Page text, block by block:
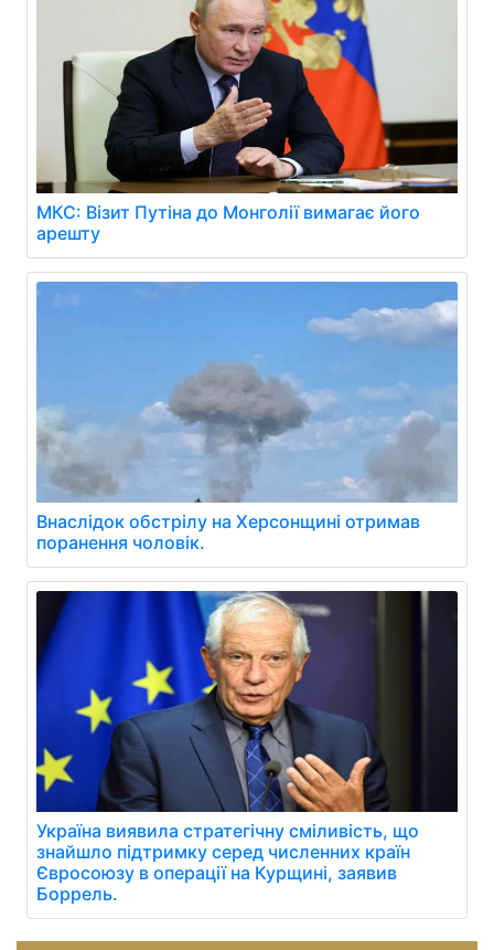
МКС: Візит Путіна до Монголії вимагає його
арешту
Внаслідок обстрілу на Херсонщині отримав
поранення чоловік.
Україна виявила стратегічну сміливість, що
знайшло підтримку серед численних країн
Євросоюзу в операції на Курщині, заявив
Боррель.